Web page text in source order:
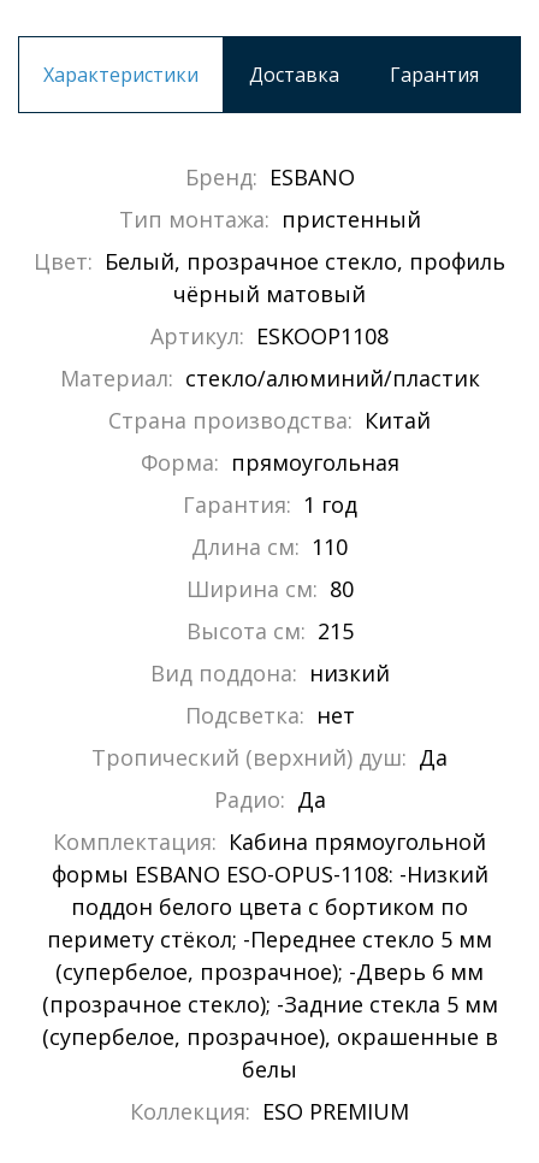
Характеристики Доставка Гарантия
Бренд: ESBANO
Тип монтажа: пристенный
Цвет: Белый, прозрачное стекло, профиль
чёрный матовый
Артикул: ESKOOP1108
Материал: стекло/алюминий/пластик
Страна производства: Китай
Форма: прямоугольная
Гарантия: 1 год
Длина см: 110
Ширина см: 80
Высота см: 215
Вид поддона: низкий
Подсветка: нет
Тропический (верхний) душ: Да
Радио: Да
Комплектация: Кабина прямоугольной
формы ESBANO ESO-OPUS-1108: -Низкий
поддон белого цвета с бортиком по
перимету стёкол; -Переднее стекло 5 мм
(супербелое, прозрачное); -Дверь 6 мм
(прозрачное стекло); -Задние стекла 5 мм
(супербелое, прозрачное), окрашенные в
белы
Коллекция: ESO PREMIUM